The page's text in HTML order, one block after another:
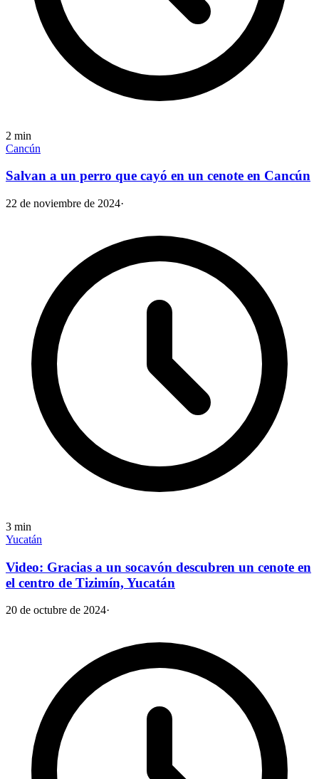
2 min
Cancún
Salvan a un perro que cayó en un cenote en Cancún
22 de noviembre de 2024·
3 min
Yucatán
Video: Gracias a un socavón descubren un cenote en
el centro de Tizimín, Yucatán
20 de octubre de 2024·